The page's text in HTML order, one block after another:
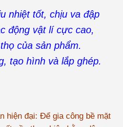
nhiệt tốt, chịu va đập
động vật lí cực cao,
của sản phẩm.
tạo hình và lắp ghép.
hiện đại: Để gia công bề mặt